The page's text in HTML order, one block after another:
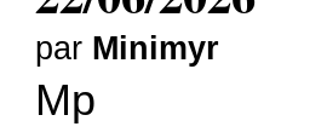
par Minimyr
Mp